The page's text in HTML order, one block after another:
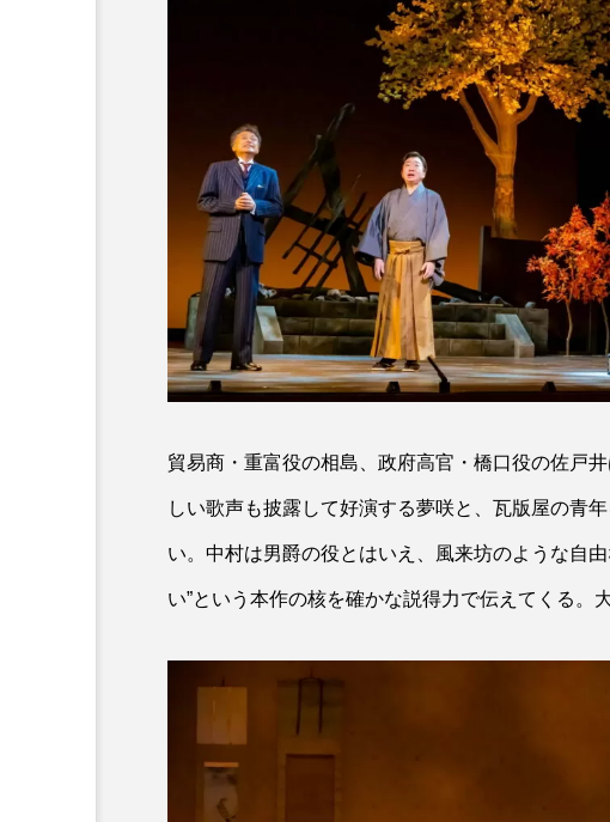
貿易商・重富役の相島、政府高官・橋口役の佐戸
しい歌声も披露して好演する夢咲と、瓦版屋の青
い。中村は男爵の役とはいえ、風来坊のような自
い”という本作の核を確かな説得力で伝えてくる。